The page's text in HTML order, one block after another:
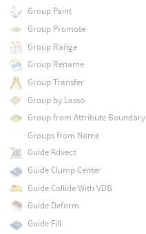
Group Paint
Group Promote
Group Range
Group Rename
Group Transfer
Group by Lasso
Group from Attribute Boundary
Groups from Name
Guide Advect
Guide Clump Center
Guide Collide With VDB
Guide Deform
Guide Fill